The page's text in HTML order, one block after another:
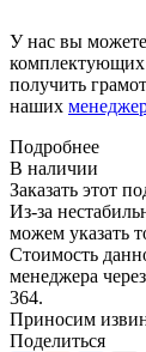
У нас вы
комплектующих
получить
наших
Подробнее
В наличии
Заказать этот
Из-за
можем указать
Стоимость
менеджера
364.
Приносим
Поделиться